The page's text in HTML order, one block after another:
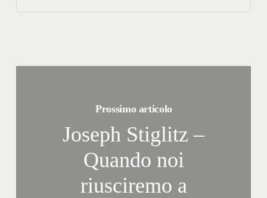
Prossimo articolo
Joseph Stiglitz –
Quando noi
riusciremo a